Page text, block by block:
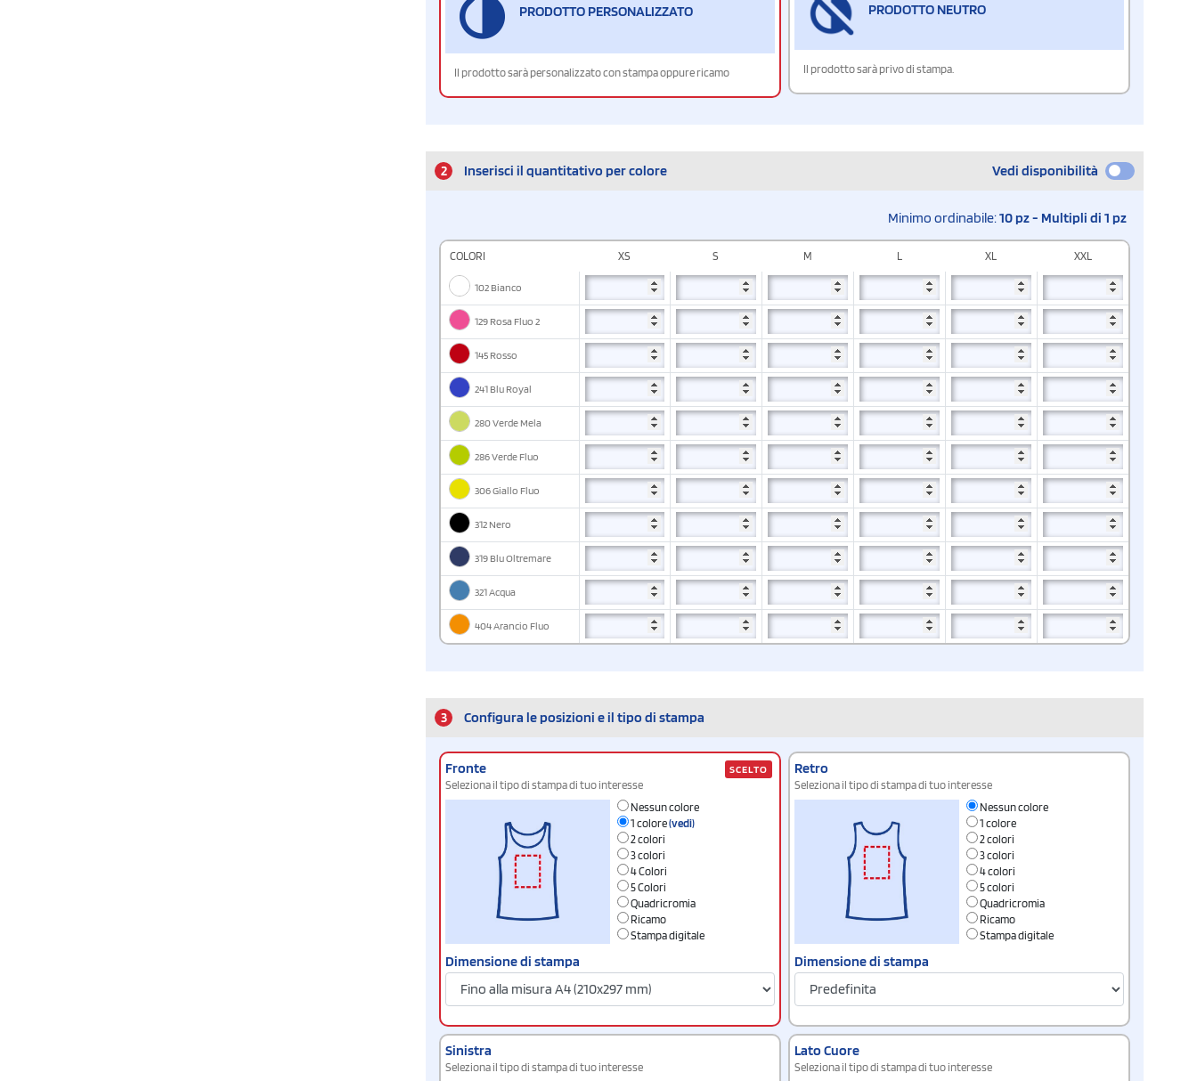
PRODOTTO PERSONALIZZATO
Il prodotto sarà personalizzato con stampa oppure ricamo
PRODOTTO NEUTRO
Il prodotto sarà privo di stampa.
2 Inserisci il quantitativo per colore Vedi disponibilità
Minimo ordinabile:10 pz - Multipli di 1 pz
COLORI XS S M L XL XXL
102 Bianco
129 Rosa Fluo 2
145 Rosso
241 Blu Royal
280 Verde Mela
286 Verde Fluo
306 Giallo Fluo
312 Nero
319 Blu Oltremare
321 Acqua
404 Arancio Fluo
3 Configura le posizioni e il tipo di stampa
Fronte
Seleziona il tipo di stampa di tuo interesse
Nessun colore
1 colore(vedi)
2 colori
3 colori
4 Colori
5 Colori
Quadricromia
Ricamo
Stampa digitale
Dimensione di stampa
SCELTO Retro
Seleziona il tipo di stampa di tuo interesse
Nessun colore
1 colore
2 colori
3 colori
4 colori
5 colori
Quadricromia
Ricamo
Stampa digitale
Dimensione di stampa
Sinistra
Seleziona il tipo di stampa di tuo interesse
Lato Cuore
Seleziona il tipo di stampa di tuo interesse